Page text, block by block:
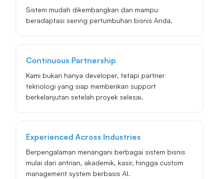
Sistem mudah dikembangkan dan mampu
beradaptasi seiring pertumbuhan bisnis Anda.
Continuous Partnership
Kami bukan hanya developer, tetapi partner
teknologi yang siap memberikan support
berkelanjutan setelah proyek selesai.
Experienced Across Industries
Berpengalaman menangani berbagai sistem bisnis
mulai dari antrian, akademik, kasir, hingga custom
management system berbasis AI.